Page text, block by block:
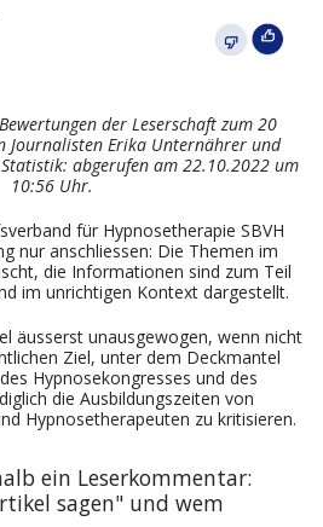
der Leserschaft zum 20
Journalisten Erika Unternährer und
abgerufen am 22.10.2022 um
10:56 Uhr.
für Hypnosetherapie SBVH
nur anschliessen: Die Themen im
die Informationen sind zum Teil
im unrichtigen Kontext dargestellt.
äusserst unausgewogen, wenn nicht
Ziel, unter dem Deckmantel
Hypnosekongresses und des
die Ausbildungszeiten von
Hypnosetherapeuten zu kritisieren.
ein Leserkommentar:
sagen" und wem